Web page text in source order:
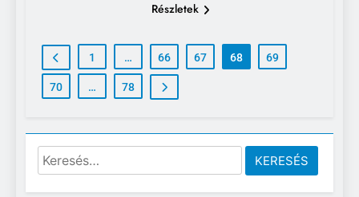
Részletek
1 … 66 67 68 69
70 … 78
Keresés: